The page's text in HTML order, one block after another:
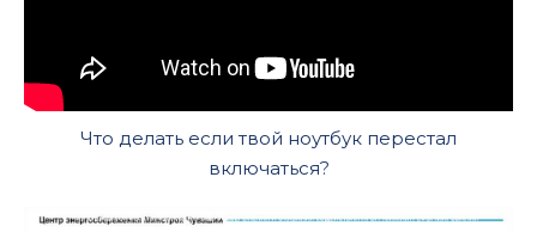
Что делать если твой ноутбук перестал
включаться?